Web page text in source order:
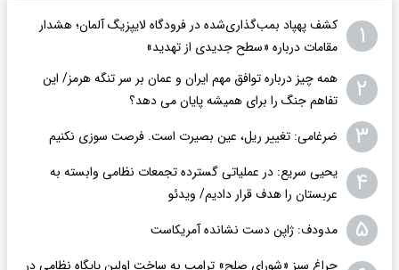
۱
کشف پهپاد بمب‌گذاری‌شده در فرودگاه لایپزیگ آلمان؛ هشدار
مقامات درباره «سطح جدیدی از تهدید»
۲
همه چیز درباره توافق مهم ایران و عمان بر سر تنگه هرمز/ این
تفاهم جنگ را برای همیشه پایان می دهد؟
۳ ضرغامی: تغییر ریل، عین بصیرت است. فرصت سوزی نکنیم
۴
یحیی سریع: در عملیاتی گسترده تجمعات نظامی وابسته به
عربستان را هدف قرار دادیم/ ویدئو
۵ مدودف: ژاپن دست نشانده آمریکاست
چراغ سبز «شورای صلح» ترامپ به ساخت اولین پایگاه نظامی در